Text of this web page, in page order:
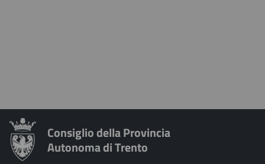
Consiglio della Provincia
Autonoma di Trento
Assemblea delle minoranze
Sottocommissioni